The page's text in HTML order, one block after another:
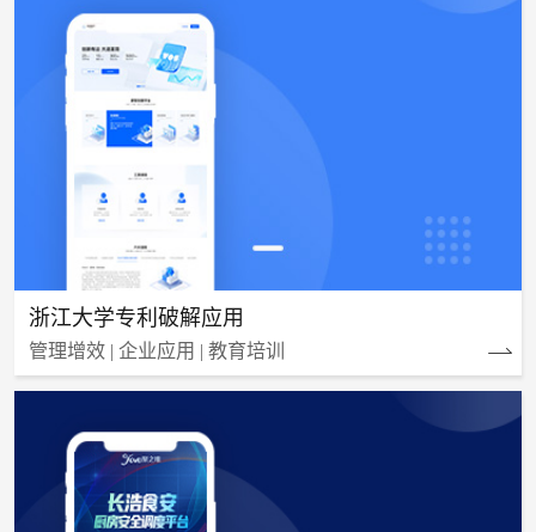
浙江大学专利破解应用
管理增效 | 企业应用 | 教育培训